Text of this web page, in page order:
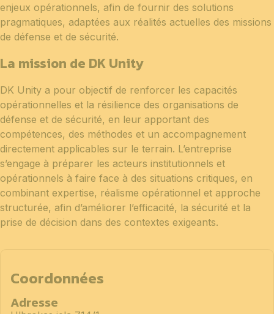
enjeux opérationnels, afin de fournir des solutions
pragmatiques, adaptées aux réalités actuelles des missions
de défense et de sécurité.
La mission de DK Unity
DK Unity a pour objectif de renforcer les capacités
opérationnelles et la résilience des organisations de
défense et de sécurité, en leur apportant des
compétences, des méthodes et un accompagnement
directement applicables sur le terrain. L’entreprise
s’engage à préparer les acteurs institutionnels et
opérationnels à faire face à des situations critiques, en
combinant expertise, réalisme opérationnel et approche
structurée, afin d’améliorer l’efficacité, la sécurité et la
prise de décision dans des contextes exigeants.
Coordonnées
Adresse